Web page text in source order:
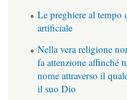
Le preghiere al tempo
artificiale
Nella vera religione
fa attenzione affinché
nome attraverso il
il suo Dio